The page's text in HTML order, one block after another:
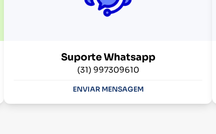
Suporte Whatsapp
(31) 997309610
ENVIAR MENSAGEM